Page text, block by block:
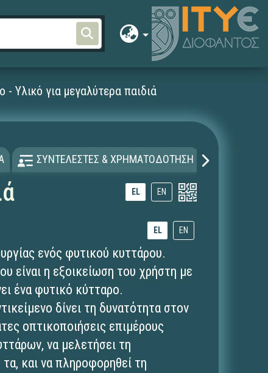
- Υλικό για μεγαλύτερα παιδιά
ΣΥΝΤΕΛΕΣΤΕΣ & ΧΡΗΜΑΤΟΔΟΤΗΣΗ
EL EN
EL EN
ενός φυτικού κυττάρου.
είναι η εξοικείωση του χρήστη με
ένα φυτικό κύτταρο.
δίνει τη δυνατότητα στον
οπτικοποιήσεις επιμέρους
να μελετήσει τη
και να πληροφορηθεί τη